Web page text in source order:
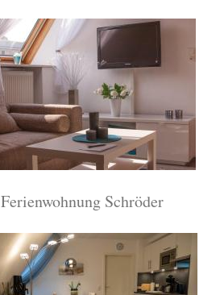
Ferienwohnung Schröder